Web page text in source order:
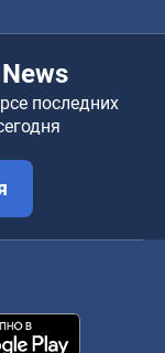
последних